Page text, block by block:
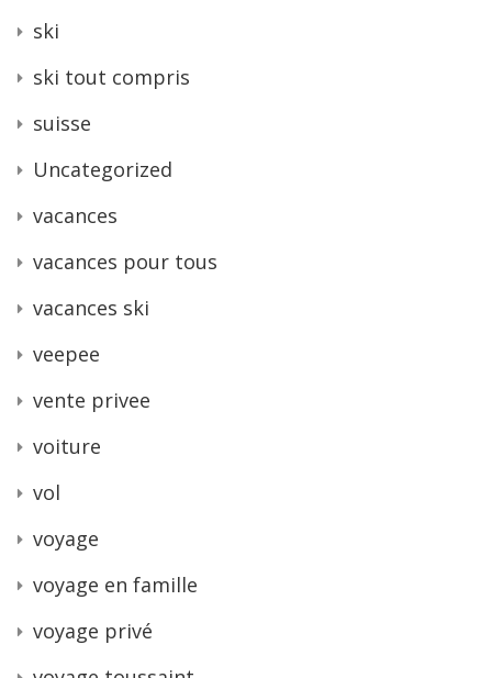
ski
ski tout compris
suisse
Uncategorized
vacances
vacances pour tous
vacances ski
veepee
vente privee
voiture
vol
voyage
voyage en famille
voyage privé